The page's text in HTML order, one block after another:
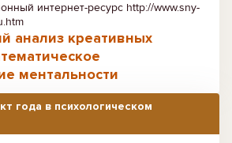
интернет-ресурс http://www.sny-
анализ креативных
ментальности
года в психологическом